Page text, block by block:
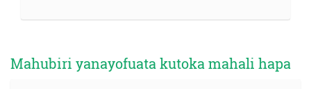
Mahubiri yanayofuata kutoka mahali hapa